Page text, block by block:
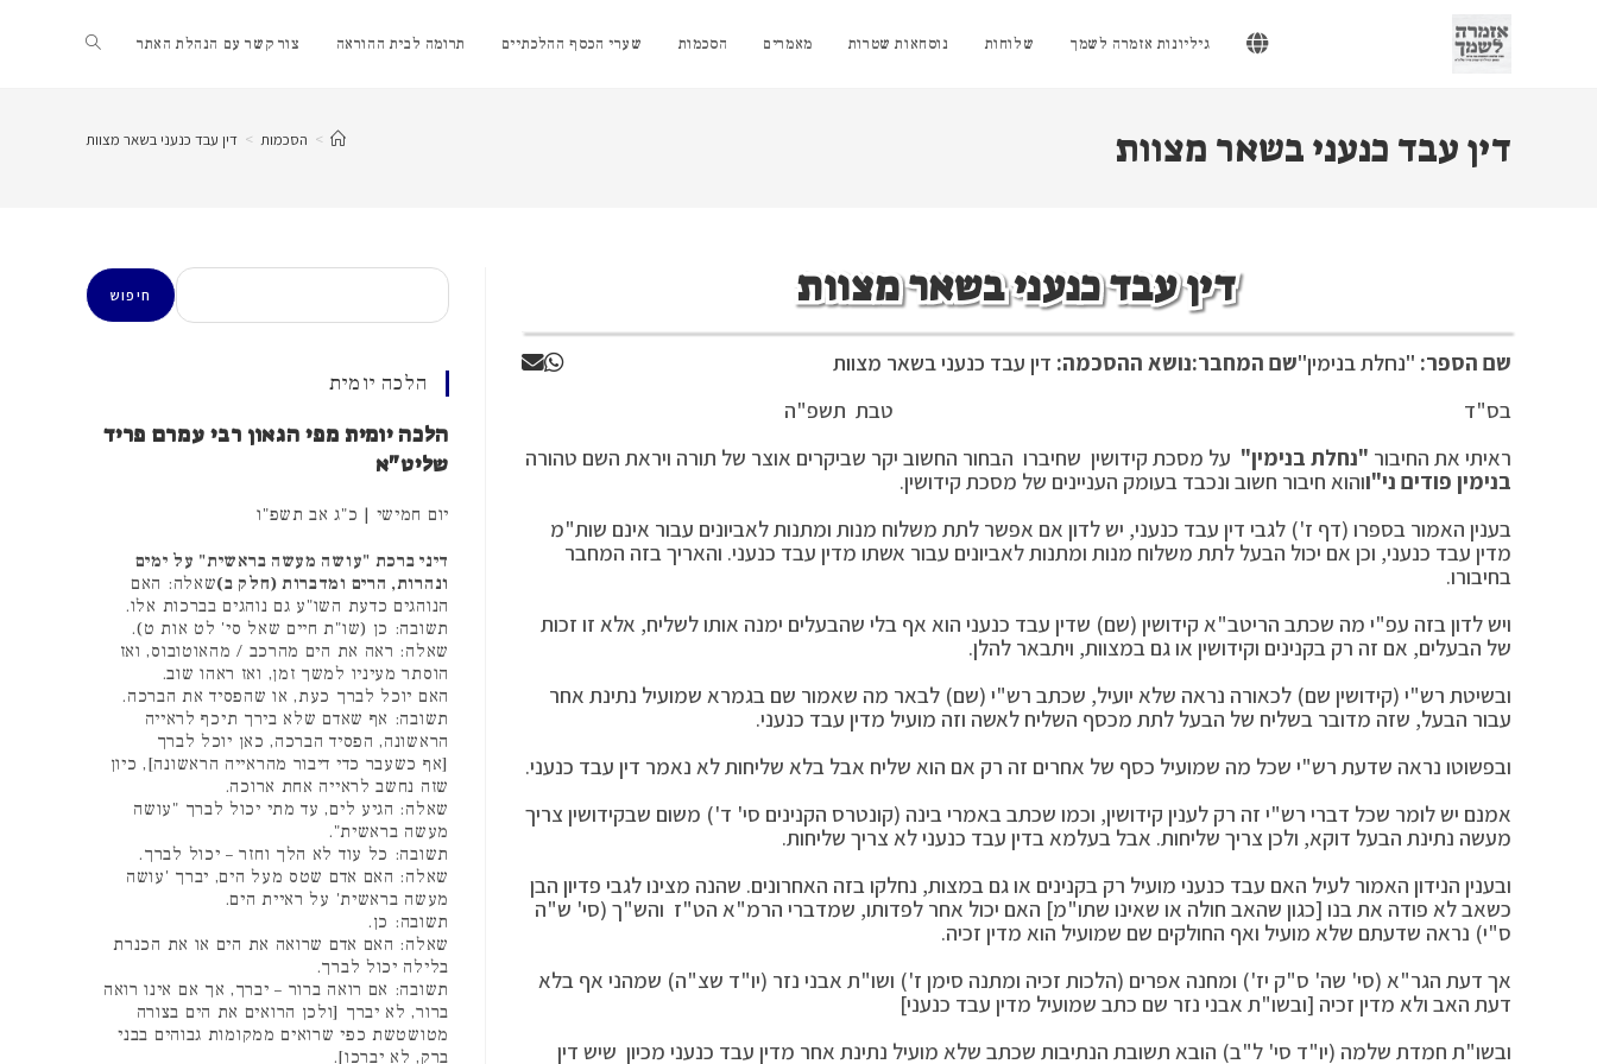
גיליונות אזמרה לשמך שלוחות נוסחאות שטרות מאמרים הסכמות שערי הכסף ההלכתיים תרומה לבית ההוראה צור קשר עם הנהלת האתר Toggle
website דין עבד כנעני בשאר מצוות > הסכמות > דין עבד כנעני בשאר מצוות
דין עבד כנעני בשאר מצוות
שם הספר: "נחלת בנימין"שם המחבר:נושא ההסכמה: דין עבד כנעני בשאר מצוות
בס"ד טבת תשפ"ה
ראיתי את החיבור "נחלת בנימין" על מסכת קידושין שחיברו הבחור החשוב יקר שביקרים אוצר של תורה ויראת השם טהורה
בנימין פודים ני"ווהוא חיבור חשוב ונכבד בעומק העניינים של מסכת קידושין.
בענין האמור בספרו (דף ז') לגבי דין עבד כנעני, יש לדון אם אפשר לתת משלוח מנות ומתנות לאביונים עבור אינם שות"מ
מדין עבד כנעני, וכן אם יכול הבעל לתת משלוח מנות ומתנות לאביונים עבור אשתו מדין עבד כנעני. והאריך בזה המחבר
בחיבורו.
ויש לדון בזה עפ"י מה שכתב הריטב"א קידושין (שם) שדין עבד כנעני הוא אף בלי שהבעלים ימנה אותו לשליח, אלא זו זכות
של הבעלים, אם זה רק בקנינים וקידושין או גם במצוות, ויתבאר להלן.
ובשיטת רש"י (קידושין שם) לכאורה נראה שלא יועיל, שכתב רש"י (שם) לבאר מה שאמור שם בגמרא שמועיל נתינת אחר
עבור הבעל, שזה מדובר בשליח של הבעל לתת מכסף השליח לאשה וזה מועיל מדין עבד כנעני.
ובפשוטו נראה שדעת רש"י שכל מה שמועיל כסף של אחרים זה רק אם הוא שליח אבל בלא שליחות לא נאמר דין עבד כנעני.
אמנם יש לומר שכל דברי רש"י זה רק לענין קידושין, וכמו שכתב באמרי בינה (קונטרס הקנינים סי' ד') משום שבקידושין צריך
מעשה נתינת הבעל דוקא, ולכן צריך שליחות. אבל בעלמא בדין עבד כנעני לא צריך שליחות.
ובענין הנידון האמור לעיל האם עבד כנעני מועיל רק בקנינים או גם במצות, נחלקו בזה האחרונים. שהנה מצינו לגבי פדיון הבן
כשאב לא פודה את בנו [כגון שהאב חולה או שאינו שתו"מ] האם יכול אחר לפדותו, שמדברי הרמ"א הט"ז והש"ך (סי' ש"ה
ס"י) נראה שדעתם שלא מועיל ואף החולקים שם שמועיל הוא מדין זכיה.
אך דעת הגר"א (סי' שה' ס"ק יז') ומחנה אפרים (הלכות זכיה ומתנה סימן ז') ושו"ת אבני נזר (יו"ד שצ"ה) שמהני אף בלא
דעת האב ולא מדין זכיה [ובשו"ת אבני נזר שם כתב שמועיל מדין עבד כנעני]
ובשו"ת חמדת שלמה (יו"ד סי' ל"ב) הובא תשובת הנתיבות שכתב שלא מועיל נתינת אחר מדין עבד כנעני מכיון שיש דין
חיפוש
חיפוש
הלכה יומית
הלכה יומית מפי הגאון רבי עמרם פריד
שליט"א
יום חמישי | כ"ג אב תשפ"ו
דיני ברכת "עושה מעשה בראשית" על ימים
ונהרות, הרים ומדברות (חלק ב)שאלה: האם
הנוהגים כדעת השו"ע גם נוהגים בברכות אלו.
תשובה: כן (שו"ת חיים שאל סי' לט אות ט).
שאלה: ראה את הים מהרכב / מהאוטובוס, ואז
הוסתר מעיניו למשך זמן, ואז ראהו שוב.
האם יוכל לברך כעת, או שהפסיד את הברכה.
תשובה: אף שאדם שלא בירך תיכף לראייה
הראשונה, הפסיד הברכה, כאן יוכל לברך
[אף כשעבר כדי דיבור מהראייה הראשונה], כיון
שזה נחשב לראייה אחת ארוכה.
שאלה: הגיע לים, עד מתי יכול לברך "עושה
מעשה בראשית".
תשובה: כל עוד לא הלך וחזר – יכול לברך.
שאלה: האם אדם שטס מעל הים, יברך 'עושה
מעשה בראשית' על ראיית הים.
תשובה: כן.
שאלה: האם אדם שרואה את הים או את הכנרת
בלילה יכול לברך.
תשובה: אם רואה ברור – יברך, אך אם אינו רואה
ברור, לא יברך [ולכן הרואים את הים בצורה
מטושטשת כפי שרואים ממקומות גבוהים בבני
ברק, לא יברכו].